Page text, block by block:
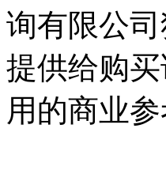
询有限公
提供给购
用的商业参